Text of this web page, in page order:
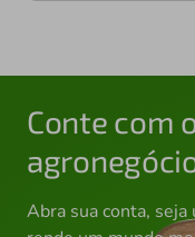
Conte com
Abra sua conta, seja